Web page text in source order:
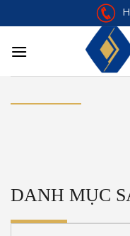
to
DANH MỤC